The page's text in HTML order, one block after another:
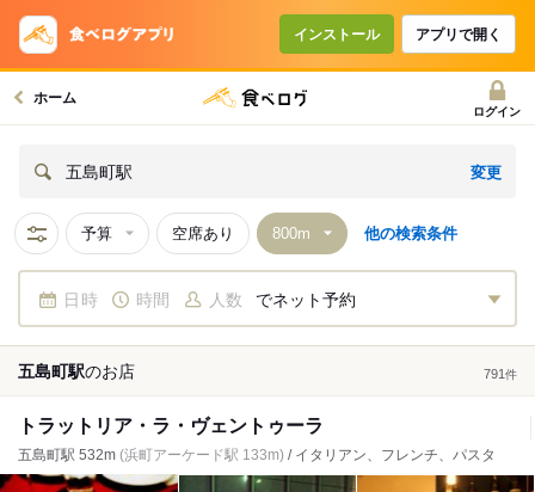
インストール アプリで開く
ホーム
ログイン
五島町駅 変更
予算 空席あり 他の検索条件
日時 時間 人数 でネット予約
五島町駅のお店 791 件
トラットリア・ラ・ヴェントゥーラ
五島町駅 532m (浜町アーケード駅 133m) / イタリアン、フレンチ、パスタ